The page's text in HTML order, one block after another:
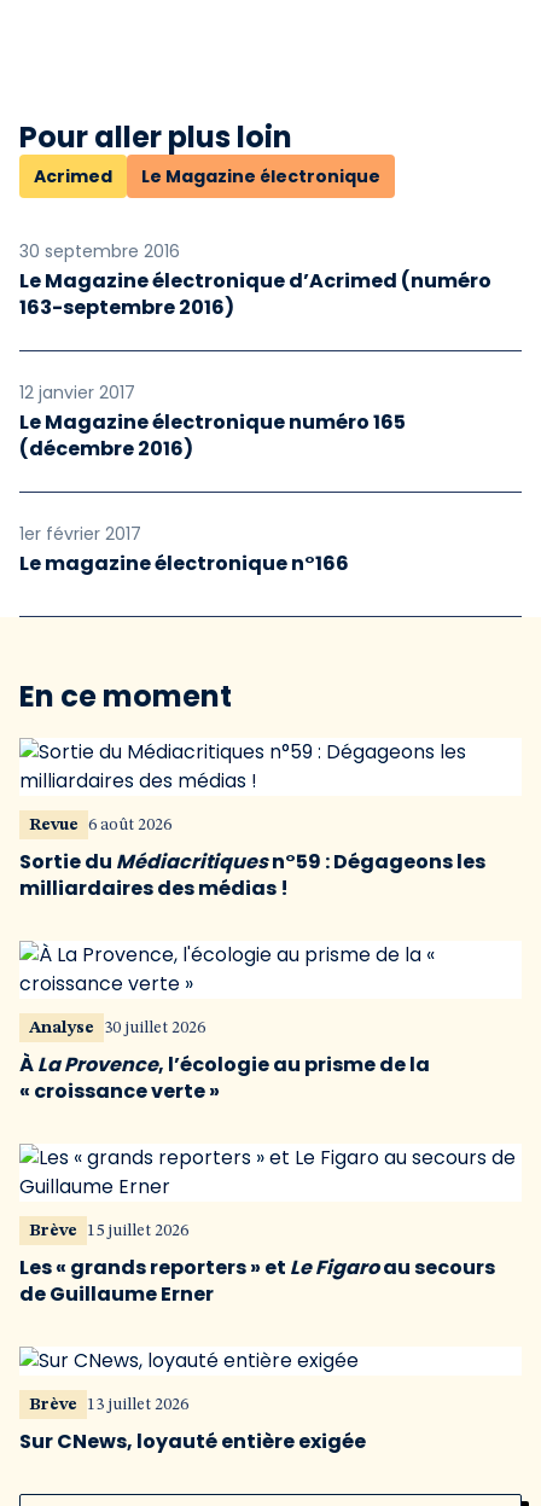
Pour aller plus loin
Acrimed Le Magazine électronique
30 septembre 2016
Le Magazine électronique d’Acrimed (numéro
163-septembre 2016)
12 janvier 2017
Le Magazine électronique numéro 165
(décembre 2016)
1er février 2017
Le magazine électronique n°166
En ce moment
Revue 6 août 2026
Sortie du Médiacritiquesn°59 : Dégageons les
milliardaires des médias !
Analyse 30 juillet 2026
ÀLa Provence, l’écologie au prisme de la
« croissance verte »
Brève 15 juillet 2026
Les « grands reporters » et Le Figaroau secours
de Guillaume Erner
Brève 13 juillet 2026
Sur CNews, loyauté entière exigée